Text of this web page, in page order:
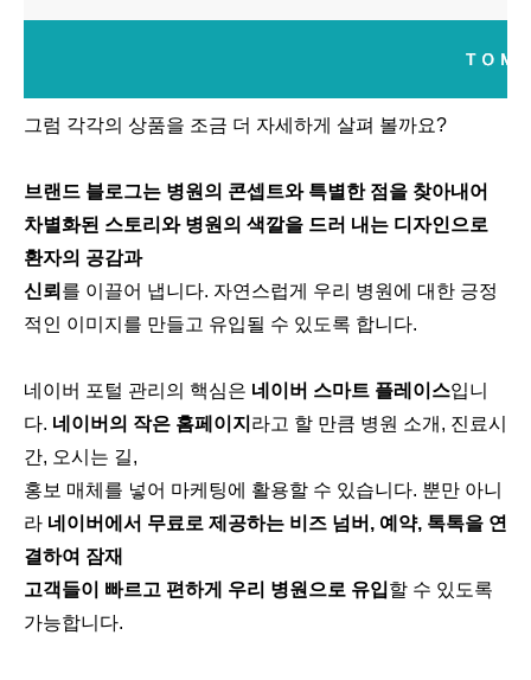
그럼 각각의 상품을 조금 더 자세하게 살펴 볼까요?
브랜드 블로그는 병원의 콘셉트와 특별한 점을 찾아내어
차별화된 스토리와 병원의 색깔을 드러 내는 디자인으로
환자의 공감과
신뢰 를 이끌어 냅니다. 자연스럽게 우리 병원에 대한 긍정
적인 이미지를 만들고 유입될 수 있도록 합니다.
네이버 포털 관리의 핵심은 네이버 스마트 플레이스입니
다. 네이버의 작은 홈페이지 라고 할 만큼 병원 소개, 진료시
간, 오시는 길,
홍보 매체를 넣어 마케팅에 활용할 수 있습니다. 뿐만 아니
라 네이버에서 무료로 제공하는 비즈 넘버, 예약, 톡톡을 연
결하여 잠재
고객들이 빠르고 편하게 우리 병원으로 유입할 수 있도록
가능합니다.